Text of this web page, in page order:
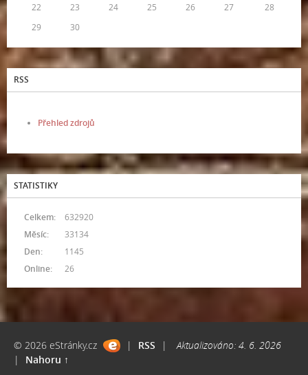
22
23 24 25 26 27
28
29
30
RSS
Přehled zdrojů
STATISTIKY
Online: 26
Celkem:
632920
Měsíc:
33134
Den:
1145
© 2026 eStránky.cz | RSS |
Aktualizováno: 4. 6. 2026
|
Nahoru ↑